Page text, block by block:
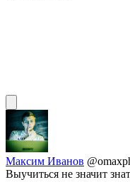
Максим Иванов
Выучиться не значит